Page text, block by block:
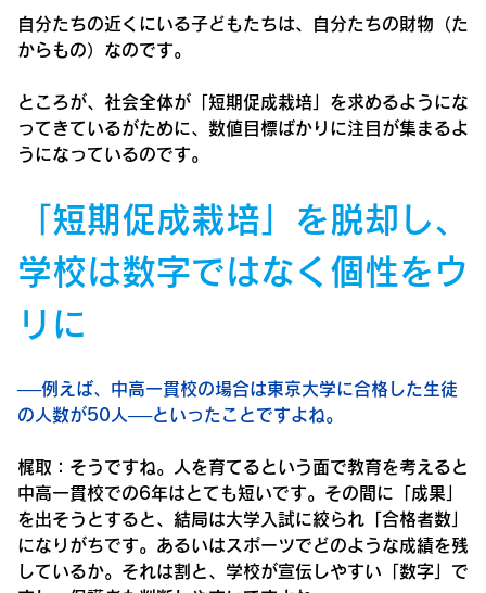
自分たちの近くにいる子どもたちは、自分たちの財物（た
からもの）なのです。
ところが、社会全体が「短期促成栽培」を求めるようにな
ってきているがために、数値目標ばかりに注目が集まるよ
うになっているのです。
「短期促成栽培」を脱却し、
学校は数字ではなく個性をウ
リに
──例えば、中高一貫校の場合は東京大学に合格した生徒
の人数が50人──といったことですよね。
梶取： そうですね。人を育てるという面で教育を考えると
中高一貫校での6年はとても短いです。その間に「成果」
を出そうとすると、結局は大学入試に絞られ「合格者数」
になりがちです。あるいはスポーツでどのような成績を残
しているか。それは割と、学校が宣伝しやすい「数字」で